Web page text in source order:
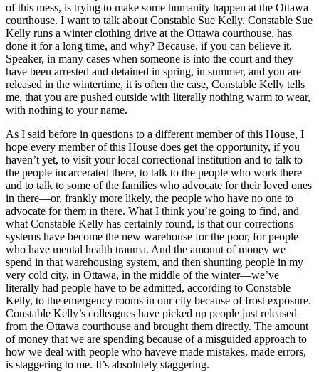
of this mess, is trying to make some humanity happen at the Ottawa
courthouse. I want to talk about Constable Sue Kelly. Constable Sue
Kelly runs a winter clothing drive at the Ottawa courthouse, has
done it for a long time, and why? Because, if you can believe it,
Speaker, in many cases when someone is into the court and they
have been arrested and detained in spring, in summer, and you are
released in the wintertime, it is often the case, Constable Kelly tells
me, that you are pushed outside with literally nothing warm to wear,
with nothing to your name.
As I said before in questions to a different member of this House, I
hope every member of this House does get the opportunity, if you
haven’t yet, to visit your local correctional institution and to talk to
the people incarcerated there, to talk to the people who work there
and to talk to some of the families who advocate for their loved ones
in there—or, frankly more likely, the people who have no one to
advocate for them in there. What I think you’re going to find, and
what Constable Kelly has certainly found, is that our corrections
systems have become the new warehouse for the poor, for people
who have mental health trauma. And the amount of money we
spend in that warehousing system, and then shunting people in my
very cold city, in Ottawa, in the middle of the winter—we’ve
literally had people have to be admitted, according to Constable
Kelly, to the emergency rooms in our city because of frost exposure.
Constable Kelly’s colleagues have picked up people just released
from the Ottawa courthouse and brought them directly. The amount
of money that we are spending because of a misguided approach to
how we deal with people who haveve made mistakes, made errors,
is staggering to me. It’s absolutely staggering.